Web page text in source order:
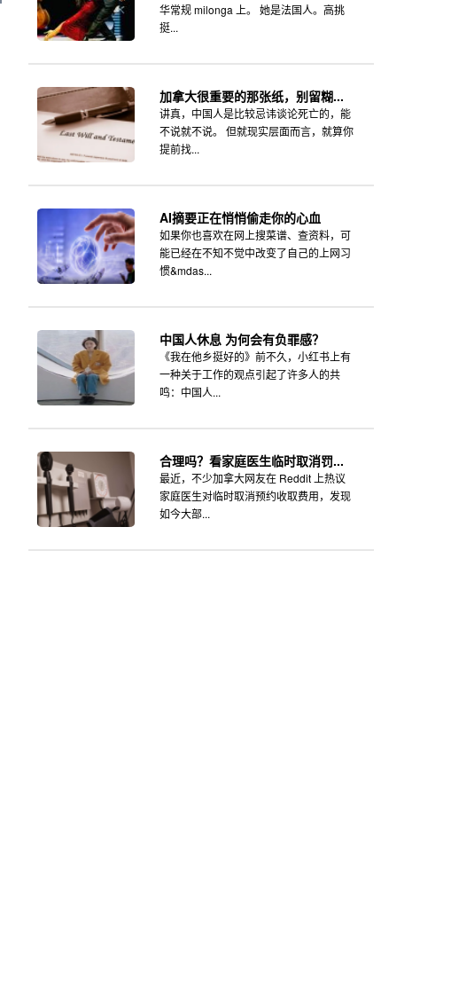
华常规 milonga 上。 她是法国人。高挑
挺...
加拿大很重要的那张纸，别留糊...
讲真，中国人是比较忌讳谈论死亡的，能
不说就不说。 但就现实层面而言，就算你
提前找...
AI摘要正在悄悄偷走你的心血
如果你也喜欢在网上搜菜谱、查资料，可
能已经在不知不觉中改变了自己的上网习
惯&mdas...
中国人休息 为何会有负罪感？
《我在他乡挺好的》前不久，小红书上有
一种关于工作的观点引起了许多人的共
鸣：中国人...
合理吗？看家庭医生临时取消罚...
最近，不少加拿大网友在 Reddit 上热议
家庭医生对临时取消预约收取费用，发现
如今大部...